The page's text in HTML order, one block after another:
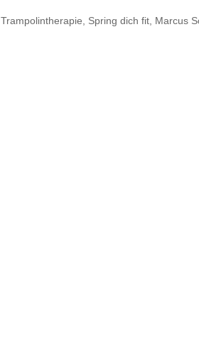
Trampolintherapie, Spring dich fit, Marcus